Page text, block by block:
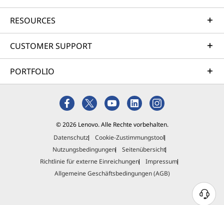
RESOURCES
CUSTOMER SUPPORT
PORTFOLIO
© 2026 Lenovo. Alle Rechte vorbehalten.
Datenschutz
Cookie-Zustimmungstool
Nutzungsbedingungen
Seitenübersicht
Richtlinie für externe Einreichungen
Impressum
Allgemeine Geschäftsbedingungen (AGB)